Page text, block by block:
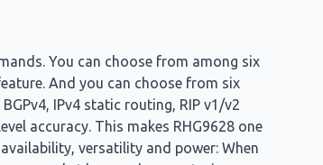
You can choose from among six
And you can choose from six
IPv4 static routing, RIP v1/v2
accuracy. This makes RHG9628 one
versatility and power: When